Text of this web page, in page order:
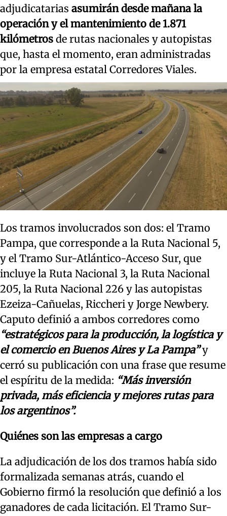
adjudicatarias asumirán desde mañana la
operación y el mantenimiento de 1.871
kilómetros de rutas nacionales y autopistas
que, hasta el momento, eran administradas
por la empresa estatal Corredores Viales.
Los tramos involucrados son dos: el Tramo
Pampa, que corresponde a la Ruta Nacional 5,
y el Tramo Sur-Atlántico-Acceso Sur, que
incluye la Ruta Nacional 3, la Ruta Nacional
205, la Ruta Nacional 226 y las autopistas
Ezeiza-Cañuelas, Riccheri y Jorge Newbery.
Caputo definió a ambos corredores como
“estratégicos para la producción, la logística y
el comercio en Buenos Aires y La Pampa”y
cerró su publicación con una frase que resume
el espíritu de la medida: “Más inversión
privada, más eficiencia y mejores rutas para
los argentinos”.
Quiénes son las empresas a cargo
La adjudicación de los dos tramos había sido
formalizada semanas atrás, cuando el
Gobierno firmó la resolución que definió a los
ganadores de cada licitación. El Tramo Sur-